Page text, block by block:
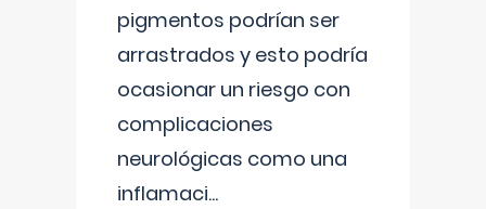
pigmentos podrían ser
arrastrados y esto podría
ocasionar un riesgo con
complicaciones
neurológicas como una
inflamaci...